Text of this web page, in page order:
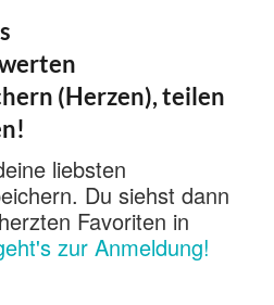
(Herzen), teilen
liebsten
Du siehst dann
Favoriten in
zur Anmeldung!